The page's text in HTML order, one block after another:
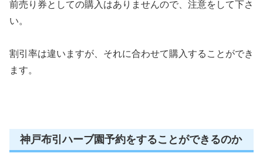
前売り券としての購入はありませんので、注意をして下さ
い。
割引率は違いますが、それに合わせて購入することができ
ます。
神戸布引ハーブ園予約をすることができるのか